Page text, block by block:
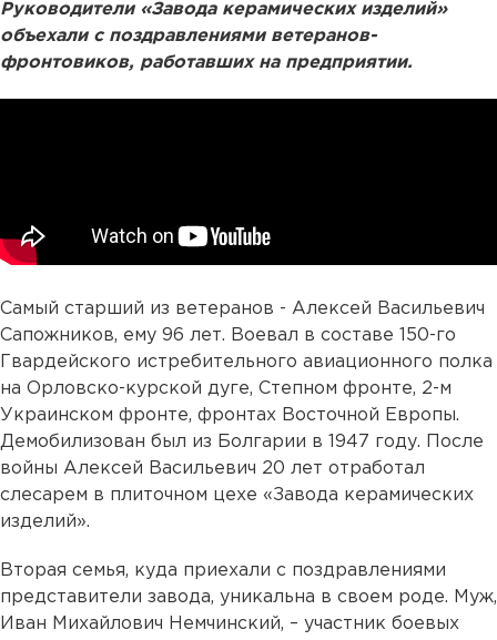
Руководители «Завода керамических изделий»
объехали с поздравлениями ветеранов-
фронтовиков, работавших на предприятии.
Самый старший из ветеранов - Алексей Васильевич
Сапожников, ему 96 лет. Воевал в составе 150-го
Гвардейского истребительного авиационного полка
на Орловско-курской дуге, Степном фронте, 2-м
Украинском фронте, фронтах Восточной Европы.
Демобилизован был из Болгарии в 1947 году. После
войны Алексей Васильевич 20 лет отработал
слесарем в плиточном цехе «Завода керамических
изделий».
Вторая семья, куда приехали с поздравлениями
представители завода, уникальна в своем роде. Муж,
Иван Михайлович Немчинский, – участник боевых